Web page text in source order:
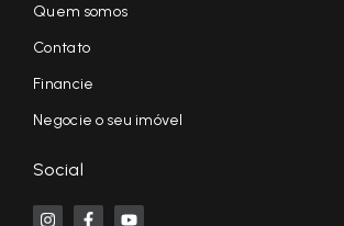
Quem somos
Contato
Financie
Negocie o seu imóvel
Social